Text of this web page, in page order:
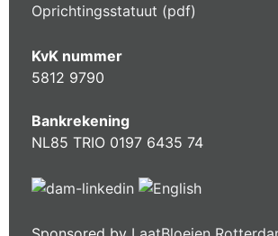
Oprichtingsstatuut (pdf)
KvK nummer
5812 9790
Bankrekening
NL85 TRIO 0197 6435 74